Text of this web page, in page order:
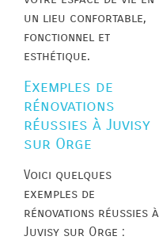
un lieu confortable,
fonctionnel et
esthétique.
Exemples de
rénovations
réussies à Juvisy
sur Orge
Voici quelques
exemples de
rénovations réussies à
Juvisy sur Orge :